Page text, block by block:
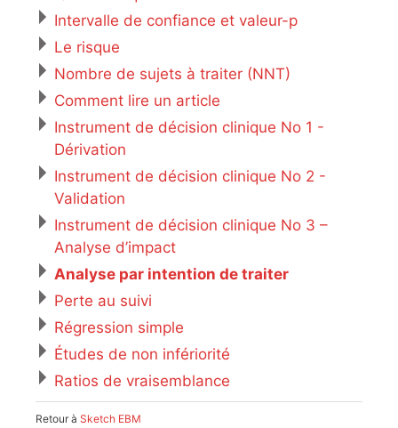
Intervalle de confiance et valeur-p
Le risque
Nombre de sujets à traiter (NNT)
Comment lire un article
Instrument de décision clinique No 1 -
Dérivation
Instrument de décision clinique No 2 -
Validation
Instrument de décision clinique No 3 –
Analyse d’impact
Analyse par intention de traiter
Perte au suivi
Régression simple
Études de non infériorité
Ratios de vraisemblance
Retour à Sketch EBM